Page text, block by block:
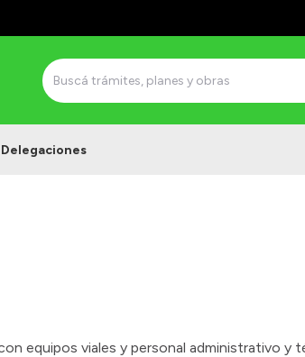
Delegaciones
equipos viales y personal administrativo